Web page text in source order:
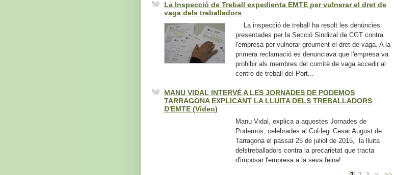
La Inspecció de Treball expedienta EMTE per vulnerar el dret de
vaga dels treballadors
La inspecció de treball ha resolt les denúncies
presentades per la Secció Sindical de CGT contra
l'empresa per vulnerar greument el dret de vaga. A la
primera reclamació es denunciava que l'empresa va
prohibir als membres del comitè de vaga accedir al
centre de treball del Port...
MANU VIDAL INTERVÉ A LES JORNADES DE PODEMOS
TARRAGONA EXPLICANT LA LLUITA DELS TREBALLADORS
D'EMTE (Video)
Manu Vidal, explica a aquestes Jornades de
Podemos, celebrades al Col·legi Cesar August de
Tarragona el passat 25 de juliol de 2015, la lluita
delstreballadors contra la precarietat que tracta
d'imposar l'empresa a la seva feina!